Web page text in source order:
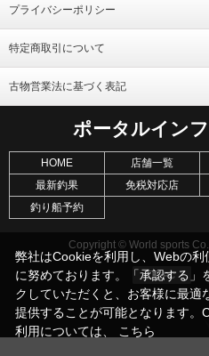
プライバシーポリシー
特定商取引について
古物営業法に基づく表記
ポータルイン
HOME 店舗一覧
最新釣果
免税対応店
釣り船予約
Copyright © World sports
弊社はCookieを利用し、Webの利
に努めております。「承認する」
クしていただくと、お客様に最適
提供することが可能となります。
利用については、 こちら